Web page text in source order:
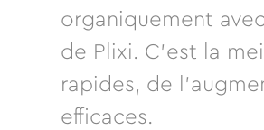
organiquement
de Plixi. C'est la
rapides, de
efficaces.